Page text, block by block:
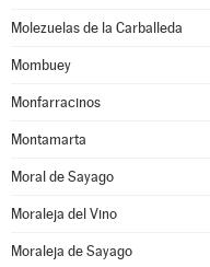
Molezuelas de la Carballeda
Mombuey
Monfarracinos
Montamarta
Moral de Sayago
Moraleja del Vino
Moraleja de Sayago